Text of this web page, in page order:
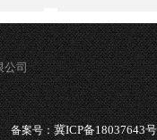
公司
备案号：冀ICP备18037643